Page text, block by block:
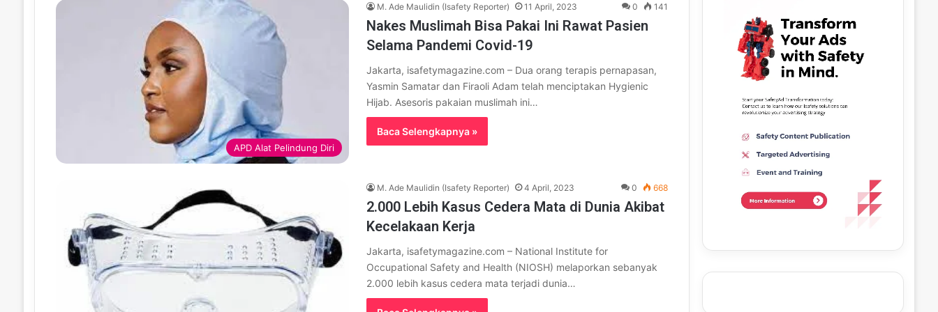
APD Alat Pelindung Diri
M. Ade Maulidin (Isafety Reporter) 11 April, 2023 0 141
Nakes Muslimah Bisa Pakai Ini Rawat Pasien
Selama Pandemi Covid-19
Jakarta, isafetymagazine.com – Dua orang terapis pernapasan,
Yasmin Samatar dan Firaoli Adam telah menciptakan Hygienic
Hijab. Asesoris pakaian muslimah ini…
Baca Selengkapnya »
M. Ade Maulidin (Isafety Reporter) 4 April, 2023 0 668
2.000 Lebih Kasus Cedera Mata di Dunia Akibat
Kecelakaan Kerja
Jakarta, isafetymagazine.com – National Institute for
Occupational Safety and Health (NIOSH) melaporkan sebanyak
2.000 lebih kasus cedera mata terjadi dunia…